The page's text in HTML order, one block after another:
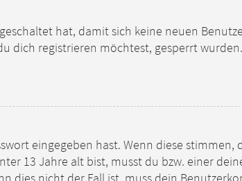
hat, damit sich keine neuen
dich registrieren möchtest, gesperrt
eingegeben hast. Wenn diese stimmen,
13 Jahre alt bist, musst du bzw. einer